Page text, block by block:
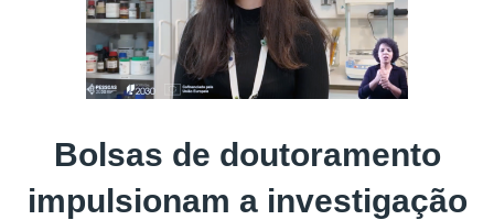
Bolsas de doutoramento
impulsionam a investigação